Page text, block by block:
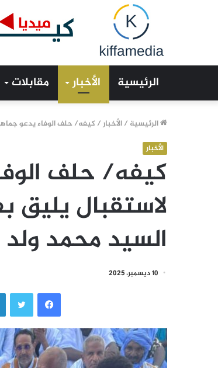
الرئيسية الأخبار مقابلات
الرئيسية /الأخبار/كيفه/ حلف الوفاء يدعو
الأخبار
كيفه/ حلف
لاستقبال يليق
السيد محمد ولد
10 ديسمبر، 2025
فيسبوك